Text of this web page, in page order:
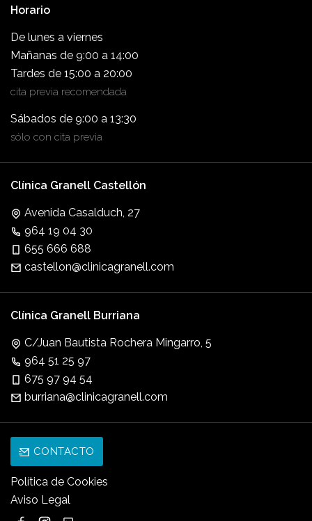
Horario
De lunes a viernes
Mañanas de 9:00 a 14:00
Tardes de 15:00 a 20:00
cita previa recomendada
Sábados de 9:00 a 13:30
sólo con cita previa
Clínica Granell Castellón
Avenida Casalduch, 27
964 19 04 30
655 666 688
castellon@clinicagranell.com
Clínica Granell Burriana
C/Juan Bautista Rochera Mingarro, 5
964 51 25 97
675 97 94 54
burriana@clinicagranell.com
CONTACTO
Política de Cookies
Aviso Legal